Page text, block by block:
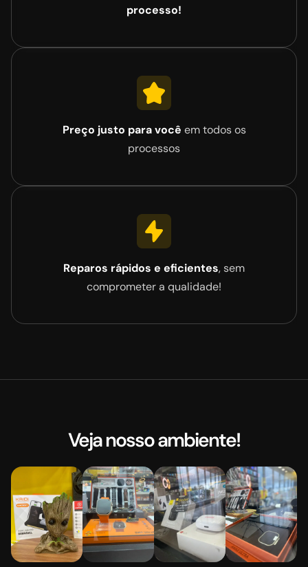
processo!
Preço justo para você em todos os
processos
Reparos rápidos e eficientes, sem
comprometer a qualidade!
Veja nosso ambiente!